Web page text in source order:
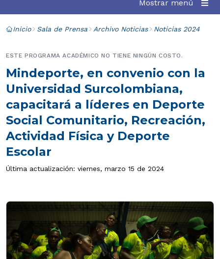
Mostrar menú
Inicio Sala de Prensa Archivo Noticias Noticias 2024
Mindeporte, en convenio con la
Universidad Surcolombiana,
capacitará a líderes en Deporte
Social Comunitario, Recreación,
Actividad Física y Deporte
Escolar
ESTE PROGRAMA ACADÉMICO NO TIENE NINGÚN COSTO.
Última actualización: viernes, marzo 15 de 2024